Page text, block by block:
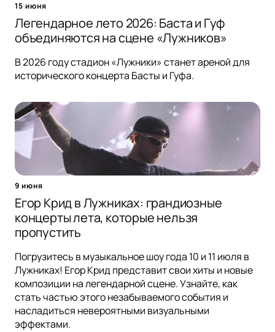
15 июня
Легендарное лето 2026: Баста и Гуф
объединяются на сцене «Лужников»
В 2026 году стадион «Лужники» станет ареной для
исторического концерта Басты и Гуфа.
9 июня
Егор Крид в Лужниках: грандиозные
концерты лета, которые нельзя
пропустить
Погрузитесь в музыкальное шоу года 10 и 11 июля в
Лужниках! Егор Крид представит свои хиты и новые
композиции на легендарной сцене. Узнайте, как
стать частью этого незабываемого события и
насладиться невероятными визуальными
эффектами.